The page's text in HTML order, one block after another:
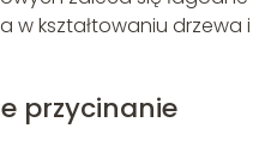
w kształtowaniu drzewa i
przycinanie